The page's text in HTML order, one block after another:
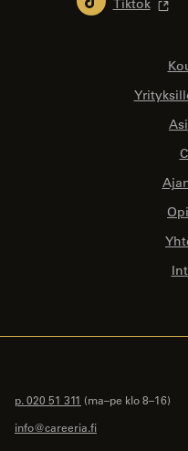
Tiktok
p. 020 51 311 (ma–pe klo 8–16)
info@careeria.fi